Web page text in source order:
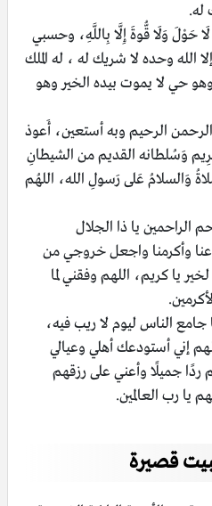
له.
حَوْلَ وَلَا قُّوةَ إِلَّا بِاللَّهِ، وحسبي
الله وحده لا شريك له ، له الملك
حي لا يموت بيده الخير وهو
الرحيم وبه أستعين، أَعوذ
وَسُلطـانه القديـم من الشيطانِ
وَالسلامُ عَلى رَسولِ الله، اللهُـم
الراحمين يا ذا الجلال
وأكرمنا واجعل خروجي من
يا كريم، اللهم وفقني لما
جامع الناس ليوم لا ريب فيه،
إني أستودعك أهلي وعيالي
ردًا جميلًا وأعني على رزقهم
يا رب العالمين.
قصيرة